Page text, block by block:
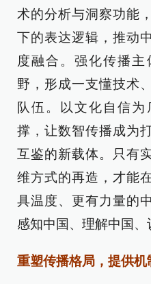
术的分析与洞察功能
下的表达逻辑，推动
度融合。强化传播
野，形成一支懂技术
队伍。以文化自信
撑，让数智传播成为
互鉴的新载体。只有
维方式的再造，才能
具温度、更有力量的
感知中国、理解中国、
重塑传播格局，提供机